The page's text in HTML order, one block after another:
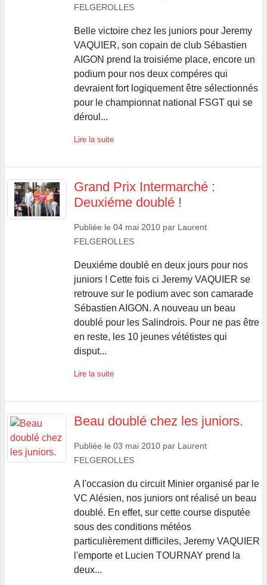
FELGEROLLES
Belle victoire chez les juniors pour Jeremy
VAQUIER, son copain de club Sébastien
AIGON prend la troisiéme place, encore un
podium pour nos deux compéres qui
devraient fort logiquement être sélectionnés
pour le championnat national FSGT qui se
déroul...
Lire la suite
Grand Prix Intermarché :
Deuxiéme doublé !
Publiée le 04 mai 2010 par Laurent
FELGEROLLES
Deuxiéme doublé en deux jours pour nos
juniors ! Cette fois ci Jeremy VAQUIER se
retrouve sur le podium avec son camarade
Sébastien AIGON. A nouveau un beau
doublé pour les Salindrois. Pour ne pas être
en reste, les 10 jeunes vététistes qui
disput...
Lire la suite
Beau doublé chez les juniors.
Publiée le 03 mai 2010 par Laurent
FELGEROLLES
A l'occasion du circuit Minier organisé par le
VC Alésien, nos juniors ont réalisé un beau
doublé. En effet, sur cette course disputée
sous des conditions météos
particulièrement difficiles, Jeremy VAQUIER
l'emporte et Lucien TOURNAY prend la
deux...